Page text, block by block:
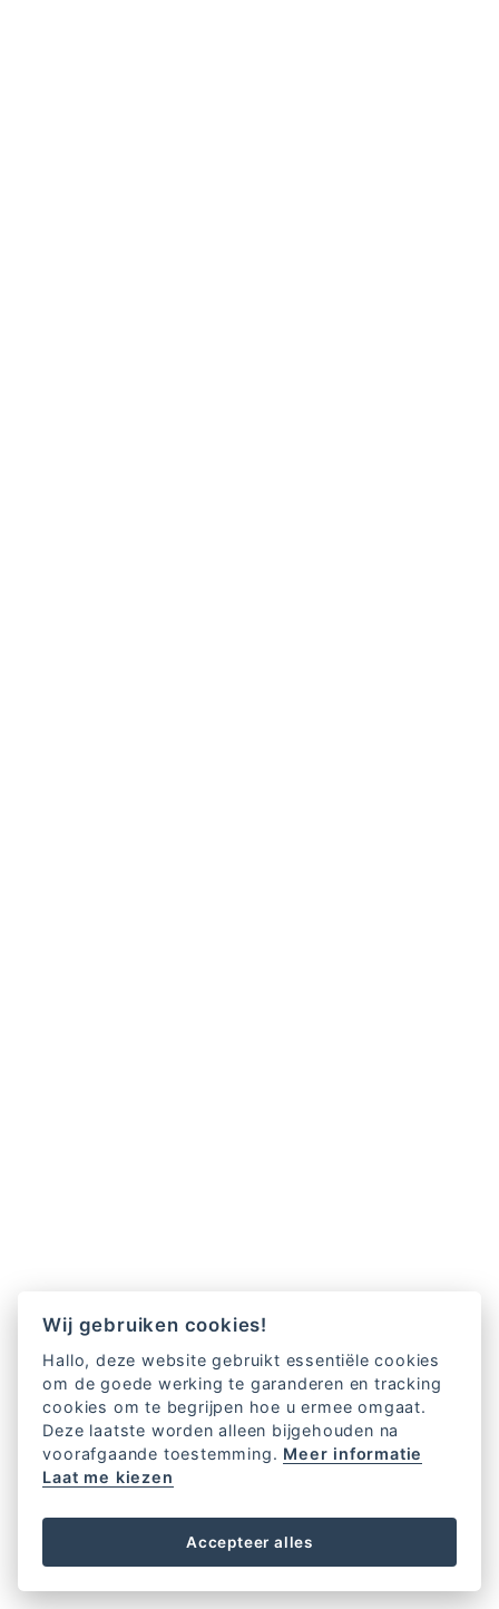
Wij gebruiken cookies!
Hallo, deze website gebruikt essentiële cookies
om de goede werking te garanderen en tracking
cookies om te begrijpen hoe u ermee omgaat.
Deze laatste worden alleen bijgehouden na
voorafgaande toestemming. Meer informatie
Laat me kiezen
Accepteer alles